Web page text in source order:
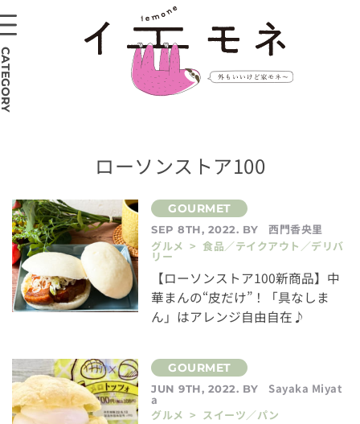
ローソンストア100
SEP 8TH, 2022. BY
西門香央里
グルメ > 食品／テイクアウト／デリバ
リー
【ローソンストア100新商品】中
華まんの“皮だけ”！「具なしま
ん」はアレンジ自由自在♪
JUN 9TH, 2022. BY Sayaka Miyat
a
グルメ > スイーツ／パン